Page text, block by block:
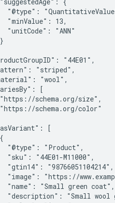
"@type":
"minValue": 13,
"unitCode": "ANN"
"44E01",
"striped",
"wool",
[
schema.org/size",
schema.org/color"
[
"@type": "Product",
"sku": "44E01-M11000",
"gtin14": "98766051104214",
"image": "https://
"name": "Small green coat",
"description": "Small wool